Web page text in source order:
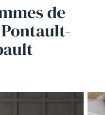
de